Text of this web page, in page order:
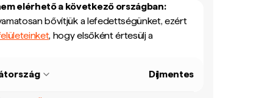
elérhető a következő országban:
bővítjük a lefedettségünket, ezért
, hogy elsőként értesülj a
Díjmentes